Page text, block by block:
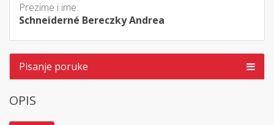
Prezime i ime:
Schneiderné Bereczky Andrea
Pisanje poruke
OPIS